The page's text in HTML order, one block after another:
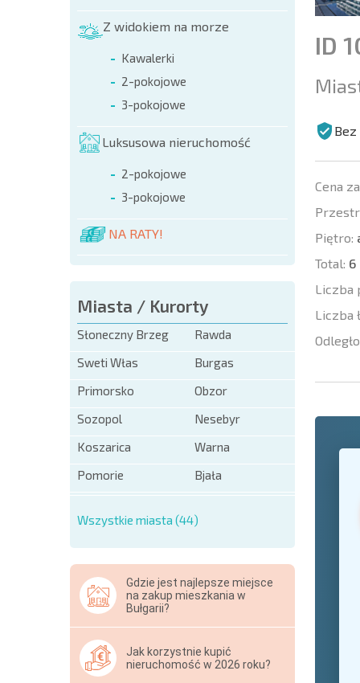
Z widokiem na morze
Kawalerki
2-pokojowe
3-pokojowe
Luksusowa nieruchomość
2-pokojowe
3-pokojowe
NA RATY!
Miasta / Kurorty
Słoneczny Brzeg
Rawda
Sweti Włas
Burgas
Primorsko
Obzor
Sozopol
Nesebyr
Koszarica
Warna
Pomorie
Bjała
Wszystkie miasta (44)
Gdzie jest najlepsze miejsce
na zakup mieszkania w
Bułgarii?
Jak korzystnie kupić
nieruchomość w 2026 roku?
ID
Cena
Piętro:
Total: 6
Liczba
Liczba
United
+1
* Pola